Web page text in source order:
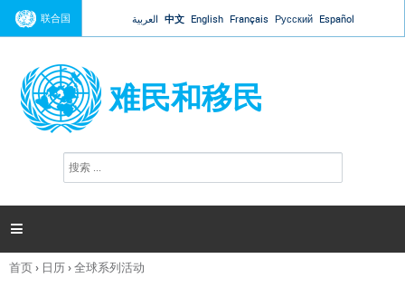
Jump to navigation
联合国 العربية 中文 English Français Русский Español
难民和移民
搜
索

你
首页› 日历›全球系列活动